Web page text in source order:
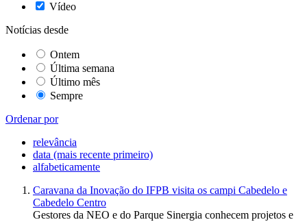
Vídeo
Notícias desde
Ontem
Última semana
Último mês
Sempre
Ordenar por
relevância
data (mais recente primeiro)
alfabeticamente
Caravana da Inovação do IFPB visita os campi Cabedelo e
Cabedelo Centro
Gestores da NEO e do Parque Sinergia conhecem projetos e